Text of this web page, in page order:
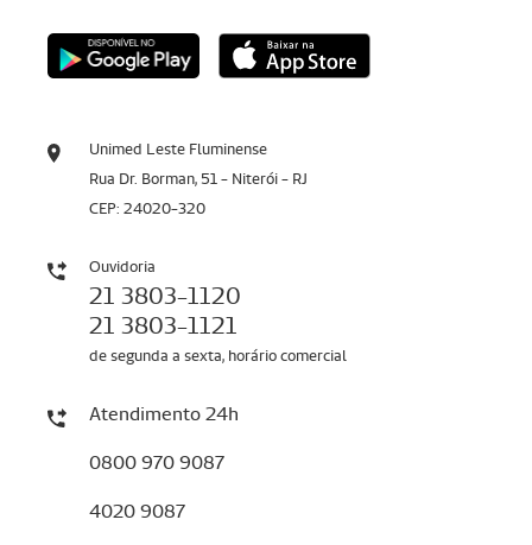
Unimed Leste Fluminense
Rua Dr. Borman, 51 - Niterói - RJ
CEP: 24020-320
Ouvidoria
21 3803-1120
21 3803-1121
de segunda a sexta, horário comercial
Atendimento 24h
0800 970 9087
4020 9087